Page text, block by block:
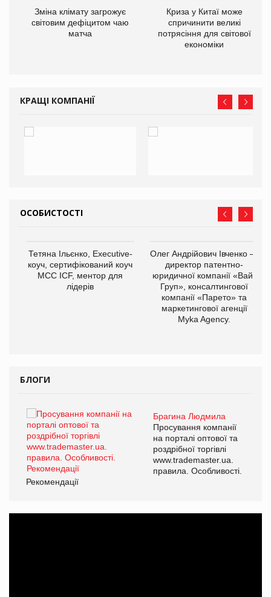
Зміна клімату загрожує
світовим дефіцитом чаю
матча
Криза у Китаї може
спричинити великі
потрясіння для світової
економіки
КРАЩІ КОМПАНІЇ
ОСОБИСТОСТІ
Тетяна Ільєнко, Executive-
коуч, сертифікований коуч
МСС ICF, ментор для
лідерів
Олег Андрійович Івченко —
директор патентно-
юридичної компанії «Вайз
Груп», консалтингової
компанії «Парето» та
маркетингової агенції
Myka Agency.
БЛОГИ
Брагина Людмила
Просування компанії
на порталі оптової та
роздрібної торгівлі
www.trademaster.ua.
правила. Особливості.
Рекомендації